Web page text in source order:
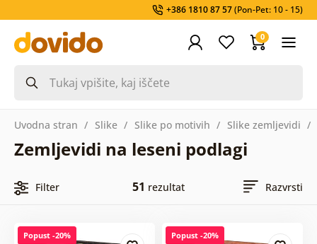
+386 1810 87 57(Pon-Pet: 10 - 15)
0
Uvodna stran Slike Slike po motivih Slike zemljevidi
Zemljevidi na leseni podlagi
Filter 51 rezultat Razvrsti
Popust -20% Popust -20%